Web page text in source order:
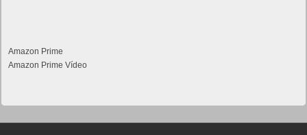
Amazon Prime
Amazon Prime Vídeo